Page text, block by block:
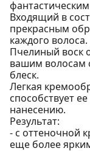
Входящий в
прекрасным
каждого волоса.
Пчелиный воск
вашим волосам
блеск.
Легкая
способствует
нанесению.
Результат:
- с оттеночной
еще более